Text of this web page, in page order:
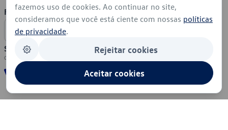
Formas de Pagamento
Segurança
fazemos uso de cookies. Ao continuar no site,
consideramos que você está ciente com nossas políticas
de privacidade.
Rejeitar cookies
Aceitar cookies